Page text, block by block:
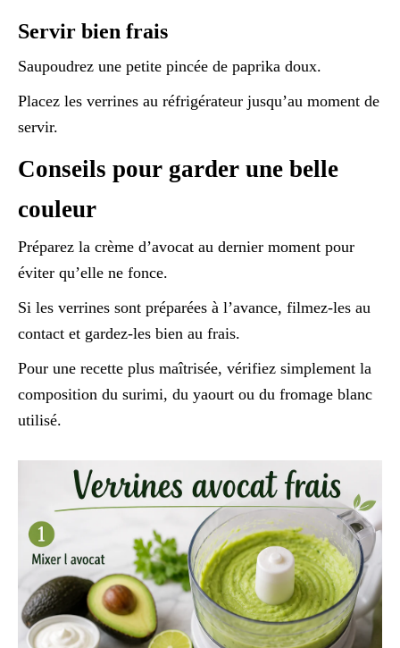
Servir bien frais
Saupoudrez une petite pincée de paprika doux.
Placez les verrines au réfrigérateur jusqu’au moment de
servir.
Conseils pour garder une belle
couleur
Préparez la crème d’avocat au dernier moment pour
éviter qu’elle ne fonce.
Si les verrines sont préparées à l’avance, filmez-les au
contact et gardez-les bien au frais.
Pour une recette plus maîtrisée, vérifiez simplement la
composition du surimi, du yaourt ou du fromage blanc
utilisé.